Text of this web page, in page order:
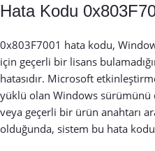
Hata Kodu
0x803F7001 hata kodu,
için geçerli bir lisans
hatasıdır. Microsoft
yüklü olan Windows
veya geçerli bir ürün anahtarı
olduğunda, sistem bu hata